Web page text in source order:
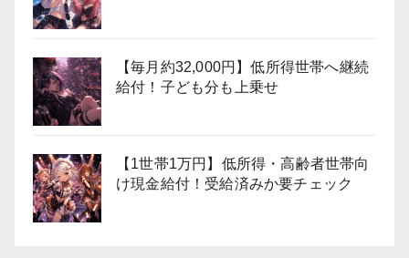
【毎月約32,000円】低所得世帯へ継続
給付！子ども分も上乗せ
【1世帯1万円】低所得・高齢者世帯向
け現金給付！受給済みか要チェック